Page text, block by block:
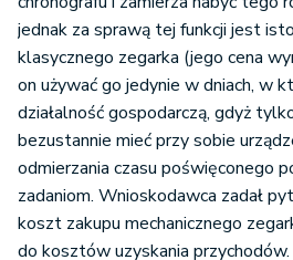
jednak za sprawą tej funkcji jest
klasycznego zegarka (jego cena
on używać go jedynie w dniach, w
działalność gospodarczą, gdyż
bezustannie mieć przy sobie
odmierzania czasu poświęconego
zadaniom. Wnioskodawca zadał
koszt zakupu mechanicznego
do kosztów uzyskania przychodów.